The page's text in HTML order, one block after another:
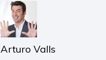
Arturo Valls